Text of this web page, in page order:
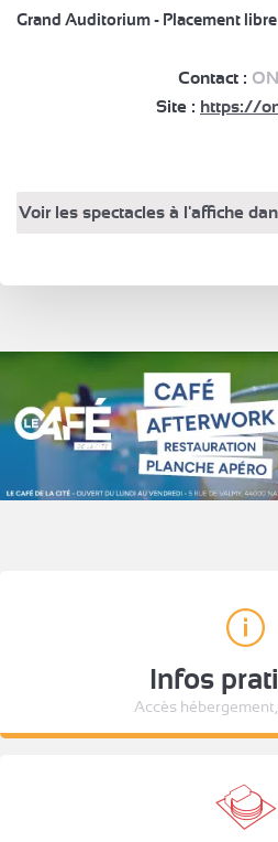
Grand Auditorium - Placement libre
Contact :
Site : https://
Voir les spectacles à l'affiche
Infos
Accès hébergement,